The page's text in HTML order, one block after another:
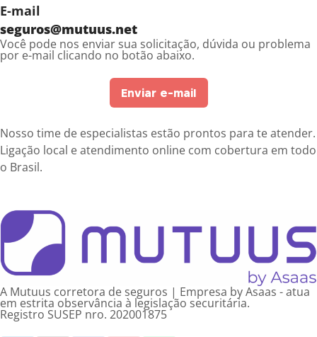
E-mail
seguros@mutuus.net
Você pode nos enviar sua solicitação, dúvida ou problema
por e-mail clicando no botão abaixo.
Enviar e-mail
Nosso time de especialistas estão prontos para te atender.
Ligação local e atendimento online com cobertura em todo
o Brasil.
A Mutuus corretora de seguros | Empresa by Asaas - atua
em estrita observância à legislação securitária.
Registro SUSEP nro. 202001875